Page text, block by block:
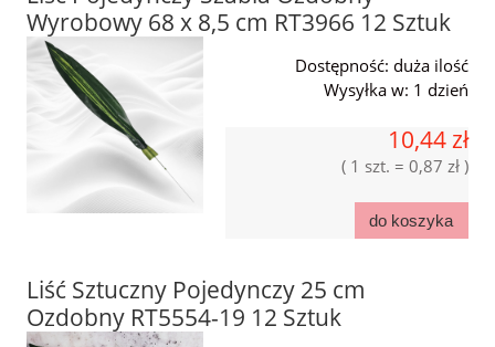
Wyrobowy 68 x 8,5 cm RT3966 12 Sztuk
Dostępność: duża ilość
Wysyłka w: 1 dzień
10,44 zł
( 1 szt. = 0,87 zł )
do koszyka
Liść Sztuczny Pojedynczy 25 cm
Ozdobny RT5554-19 12 Sztuk